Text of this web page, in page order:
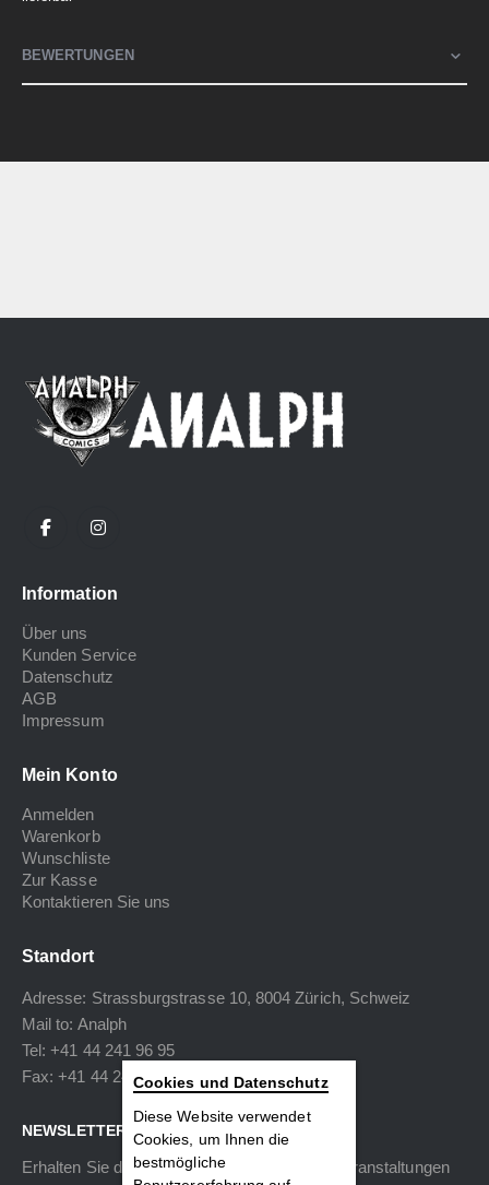
BEWERTUNGEN
Information
Über uns
Kunden Service
Datenschutz
AGB
Impressum
Mein Konto
Anmelden
Warenkorb
Wunschliste
Zur Kasse
Kontaktieren Sie uns
Standort
Adresse: Strassburgstrasse 10, 8004 Zürich, Schweiz
Mail to: Analph
Tel: +41 44 241 96 95
Fax: +41 44 240 34 40
NEWSLETTER
Erhalten Sie die neuesten Informationen zu Veranstaltungen
Cookies und Datenschutz
Diese Website verwendet
Cookies, um Ihnen die
bestmögliche